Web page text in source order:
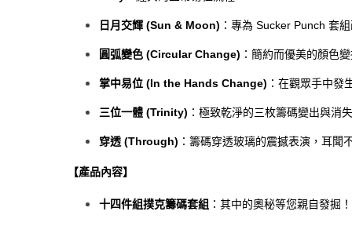
日月交輝 (Sun & Moon) ：專為 Sucker Punch 套
圓弧變色 (Circular Change) ：簡約而優美的顏色
掌中易位 (In the Hands Change) ：在觀眾手中發
三位一體 (Trinity) ：極致乾淨的三枚籌碼變出與消
穿透 (Through) ：籌碼穿透玻璃的震撼表演，耳聞
【產品內容】
十四件組撲克籌碼套組 ：其中的奧秘等您親自發掘！